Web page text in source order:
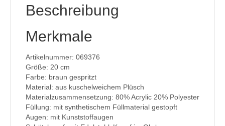
Beschreibung
Merkmale
Artikelnummer: 069376
Größe: 20 cm
Farbe: braun gespritzt
Material: aus kuschelweichem Plüsch
Materialzusammensetzung: 80% Acrylic 20% Polyester
Füllung: mit synthetischem Füllmaterial gestopft
Augen: mit Kunststoffaugen